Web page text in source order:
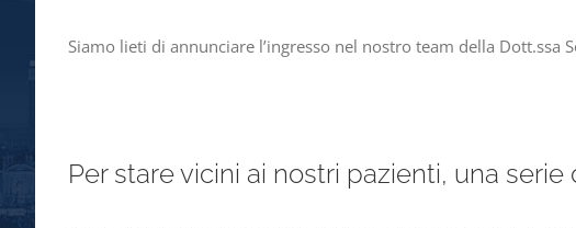
Siamo lieti di annunciare l’ingresso nel nostro team della Dott.ssa
Per stare vicini ai nostri pazienti, una serie